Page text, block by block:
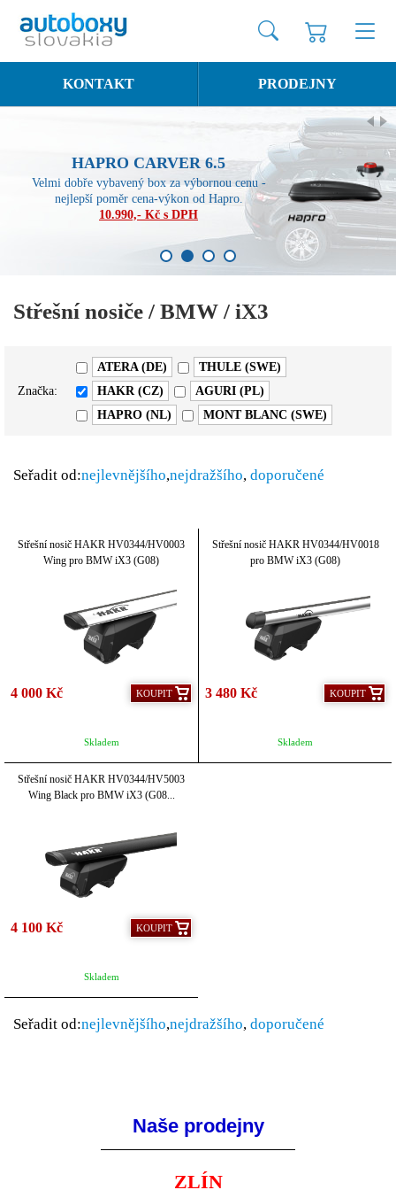
KONTAKT PRODEJNY
HAPRO CARVER 6.5
Velmi dobře vybavený box za výbornou cenu -
nejlepší poměr cena-výkon od Hapro.
10.990,- Kč s DPH
Střešní nosiče / BMW / iX3
Značka:
ATERA (DE)
THULE (SWE)
HAKR (CZ)
AGURI (PL)
HAPRO (NL)
MONT BLANC (SWE)
Seřadit od:nejlevnějšího,nejdražšího, doporučené
Střešní nosič HAKR HV0344/HV0003
Wing pro BMW iX3 (G08)
4 000 Kč KOUPIT
Skladem
Střešní nosič HAKR HV0344/HV0018
pro BMW iX3 (G08)
3 480 Kč KOUPIT
Skladem
Střešní nosič HAKR HV0344/HV5003
Wing Black pro BMW iX3 (G08...
4 100 Kč KOUPIT
Skladem
Seřadit od:nejlevnějšího,nejdražšího, doporučené
Naše prodejny
ZLÍN